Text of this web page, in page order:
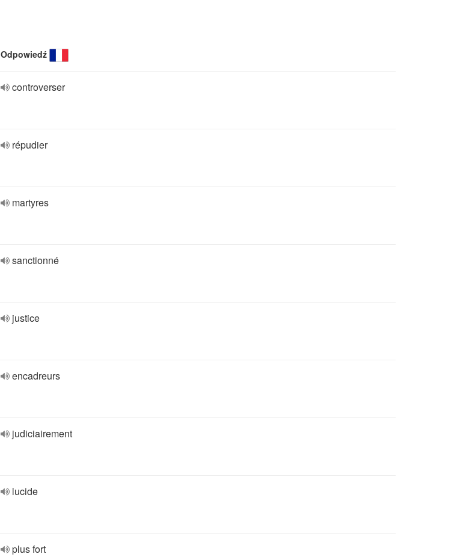
Odpowiedź
controverser
répudier
martyres
sanctionné
justice
encadreurs
judiciairement
lucide
plus fort